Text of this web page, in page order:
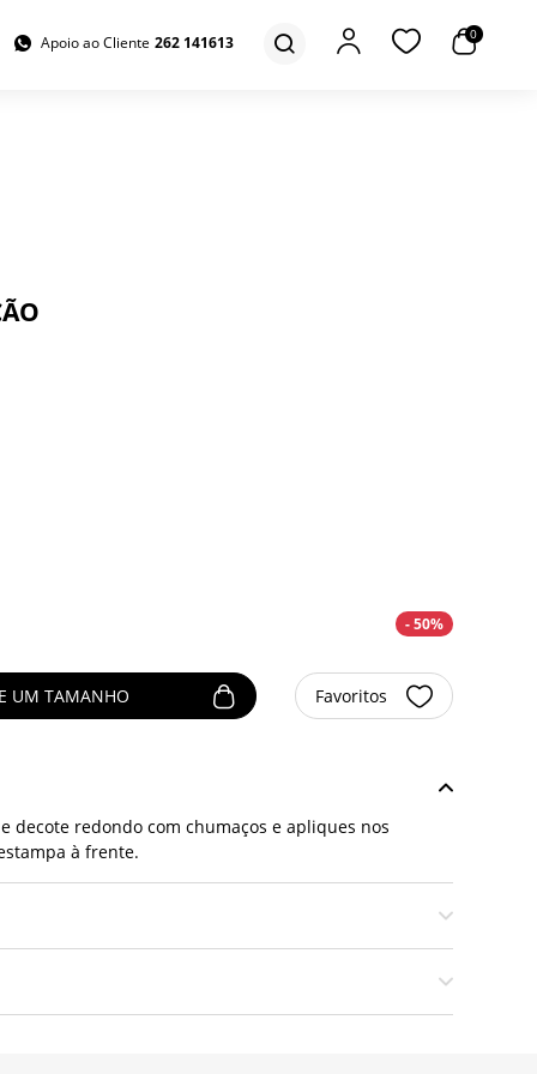
Apoio ao Cliente 262 141613 0
- 50%
UM TAMANHO Favoritos
decote redondo com chumaços e apliques nos
à frente.